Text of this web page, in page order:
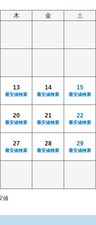
木 金 土
13
最安値検索
14
最安値検索
15
最安値検索
20
最安値検索
21
最安値検索
22
最安値検索
27
最安値検索
28
最安値検索
29
最安値検索
値